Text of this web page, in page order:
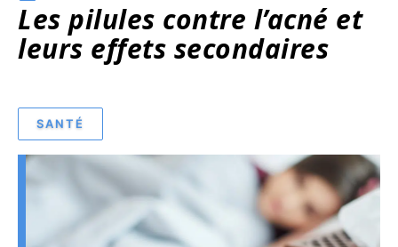
Les pilules contre l’acné et
leurs effets secondaires
SANTÉ